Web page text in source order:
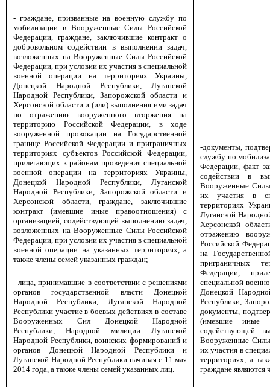
- граждане, призванные на военную службу по
мобилизации в Вооруженные Силы Российской
Федерации, граждане, заключившие контракт о
добровольном содействии в выполнении задач,
возложенных на Вооруженные Силы Российской
Федерации, при условии их участия в специальной
военной операции на территориях Украины,
Донецкой Народной Республики, Луганской
Народной Республики, Запорожской области и
Херсонской области и (или) выполнения ими задач
по отражению вооруженного вторжения на
территорию Российской Федерации, в ходе
вооруженной провокации на Государственной
границе Российской Федерации и приграничных
территориях субъектов Российской Федерации,
прилегающих к районам проведения специальной
военной операции на территориях Украины,
Донецкой Народной Республики, Луганской
Народной Республики, Запорожской области и
Херсонской области, граждане, заключившие
контракт (имевшие иные правоотношения) с
организацией, содействующей выполнению задач,
возложенных на Вооруженные Силы Российской
Федерации, при условии их участия в специальной
военной операции на указанных территориях, а
также члены семей указанных граждан;
- лица, принимавшие в соответствии с решениями
органов государственной власти Донецкой
Народной Республики, Луганской Народной
Республики участие в боевых действиях в составе
Вооруженных Сил Донецкой Народной
Республики, Народной милиции Луганской
Народной Республики, воинских формирований и
органов Донецкой Народной Республики и
Луганской Народной Республики начиная с 11 мая
2014 года, а также члены семей указанных лиц.
-документы,
службу по
Федерации, факт
содействии в
Вооруженные Силы
их участия в
территориях
Луганской
Херсонской
отражению
Российской
на
приграничных
Федерации,
специальной
Донецкой
Республики,
документы,
(имевшие иные
содействующей
Вооруженные Силы
их участия в
территориях, а
граждане являются